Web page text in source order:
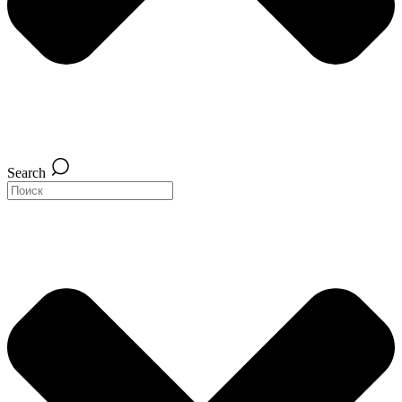
Search